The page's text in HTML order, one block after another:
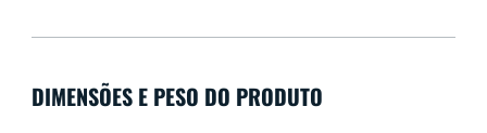
DIMENSÕES E PESO DO PRODUTO